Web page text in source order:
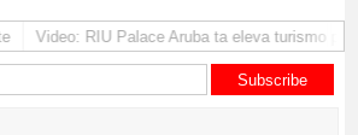
Video: RIU Palace Aruba ta eleva turismo
Subscribe